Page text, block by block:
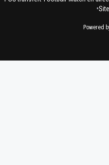
•
Powered